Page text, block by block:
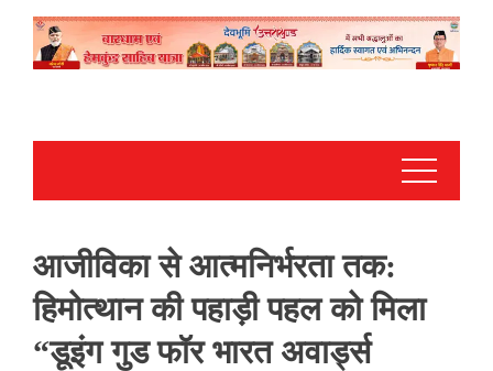
आजीविका से आत्मनिर्भरता तक:
हिमोत्थान की पहाड़ी पहल को मिला
“डूइंग गुड फॉर भारत अवार्ड्स